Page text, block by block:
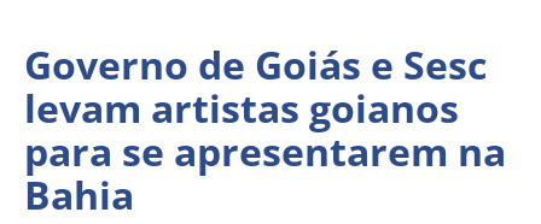
Governo de Goiás e Sesc
levam artistas goianos
para se apresentarem na
Bahia